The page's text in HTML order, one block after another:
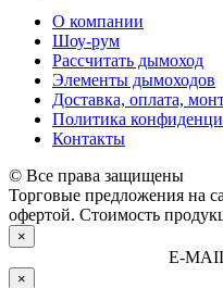
О компании
Шоу-рум
Рассчитать дымоход
Элементы дымоходов
Доставка, оплата,
Политика
Контакты
© Все права защищены
Торговые предложения на
офертой. Стоимость
×
E-
×